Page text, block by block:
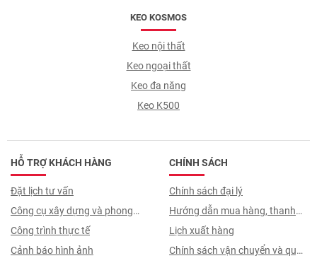
KEO KOSMOS
Keo nội thất
Keo ngoại thất
Keo đa năng
Keo K500
HỖ TRỢ KHÁCH HÀNG
Đặt lịch tư vấn
Công cụ xây dựng và phong
thuỷ
Công trình thực tế
Cảnh báo hình ảnh
CHÍNH SÁCH
Chính sách đại lý
Hướng dẫn mua hàng, thanh
toán, quy trình ký hợp đồng
Lịch xuất hàng
Chính sách vận chuyển và quy